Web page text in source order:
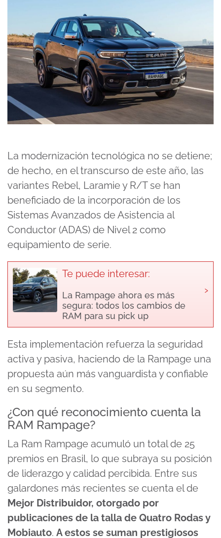
La modernización tecnológica no se detiene;
de hecho, en el transcurso de este año, las
variantes Rebel, Laramie y R/T se han
beneficiado de la incorporación de los
Sistemas Avanzados de Asistencia al
Conductor (ADAS) de Nivel 2 como
equipamiento de serie.
Te puede interesar:
La Rampage ahora es más
segura: todos los cambios de
RAM para su pick up
›
Esta implementación refuerza la seguridad
activa y pasiva, haciendo de la Rampage una
propuesta aún más vanguardista y confiable
en su segmento.
¿Con qué reconocimiento cuenta la
RAM Rampage?
La Ram Rampage acumuló un total de 25
premios en Brasil, lo que subraya su posición
de liderazgo y calidad percibida. Entre sus
galardones más recientes se cuenta el de
Mejor Distribuidor, otorgado por
publicaciones de la talla de Quatro Rodas y
Mobiauto. A estos se suman prestigiosos